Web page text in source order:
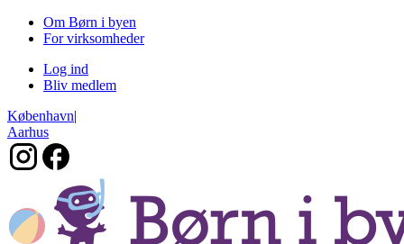
Om Børn i byen
For virksomheder
Log ind
Bliv medlem
København|
Aarhus